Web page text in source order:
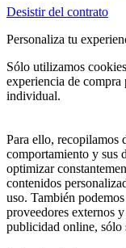
Desistir del contrato
Personaliza tu
Sólo utilizamos
experiencia de
individual.
Para ello, recopilamos
comportamiento y sus
optimizar
contenidos
uso. También
proveedores externos
publicidad online, sólo